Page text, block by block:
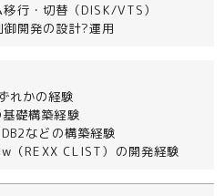
行・切替（DISK/VTS）
御開発の設計?運用
れかの経験
基礎構築経験
DB2などの構築経験
（REXX CLIST）の開発経験